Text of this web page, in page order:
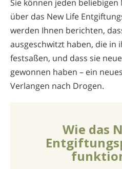
Sie können jeden
über das New Life
werden Ihnen berichten,
ausgeschwitzt haben, die in
festsaßen, und dass sie
gewonnen haben – ein
Verlangen nach Drogen.
Wie das